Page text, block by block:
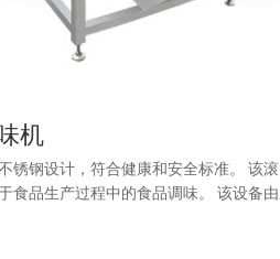
机
锈钢设计，符合健康和安全标准。 该
食品生产过程中的食品调味。 该设备